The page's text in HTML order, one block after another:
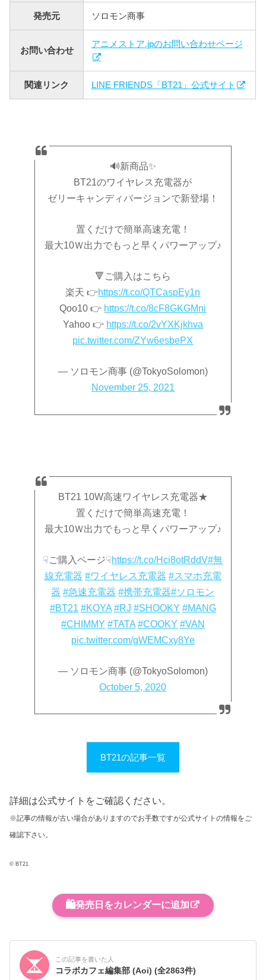
発売元 ソロモン商事
お問い合わせ
アニメストア.jpのお問い合わせページ
関連リンク LINE FRIENDS「BT21」公式サイト
🔊新商品✨
BT21のワイヤレス充電器が
ゼリーキャンディバージョンで新登場！
置くだけで簡単高速充電！
最大10Ｗ出力でもっと早くパワーアップ♪
🔻ご購入はこちら
楽天 👉https://t.co/QTCaspEy1n
Qoo10 👉 https://t.co/8cF8GKGMni
Yahoo 👉 https://t.co/2vYXKjkhva
pic.twitter.com/ZYw6esbePX
— ソロモン商事 (@TokyoSolomon)
November 25, 2021
BT21 10W高速ワイヤレス充電器★
置くだけで簡単高速充電！
最大10Ｗ出力でもっと早くパワーアップ♪
☟ご購入ページ☟https://t.co/Hci8otRddV#無
線充電器 #ワイヤレス充電器 #スマホ充電
器 #急速充電器 #携帯充電器#ソロモン
#BT21 #KOYA #RJ #SHOOKY #MANG
#CHIMMY #TATA #COOKY #VAN
pic.twitter.com/gWEMCxy8Ye
— ソロモン商事 (@TokyoSolomon)
October 5, 2020
BT21の記事一覧
詳細は公式サイトをご確認ください。
※記事の情報が古い場合がありますのでお手数ですが公式サイトの情報をご
確認下さい。
© BT21
🛍️発売日をカレンダーに追加
この記事を書いた人
コラボカフェ編集部 (Aoi)(全2863件)